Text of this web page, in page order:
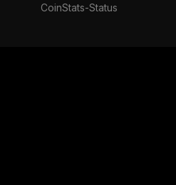
CoinStats-Status